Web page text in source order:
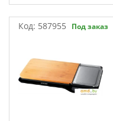
Код: 587955 Под заказ